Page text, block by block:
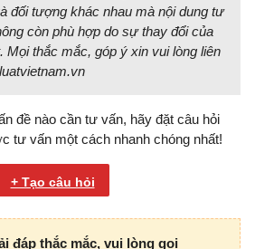
đối tượng khác nhau mà nội dung tư
còn phù hợp do sự thay đổi của
Mọi thắc mắc, góp ý xin vui lòng liên
đề nào cần tư vấn, hãy đặt câu hỏi
tư vấn một cách nhanh chóng nhất!
+ Tạo câu hỏi
đáp thắc mắc, vui lòng gọi